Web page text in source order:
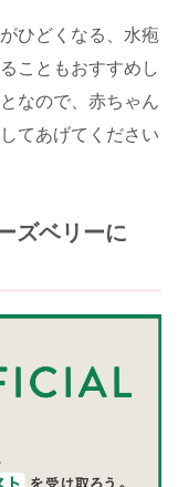
ひどくなる、水疱
こともおすすめし
なので、赤ちゃん
てあげてください
ズベリーに